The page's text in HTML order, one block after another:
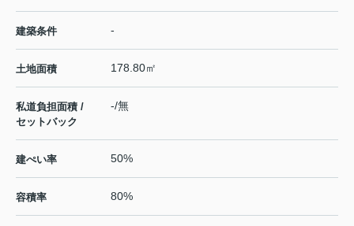
建築条件 -
土地面積 178.80㎡
私道負担面積 /
セットバック
-/無
建ぺい率 50%
容積率 80%